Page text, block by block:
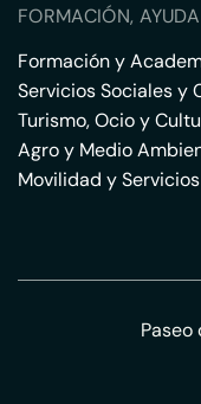
FORMACIÓN,
Formación y
Servicios Sociales y
Turismo, Ocio y
Agro y Medio
Movilidad y